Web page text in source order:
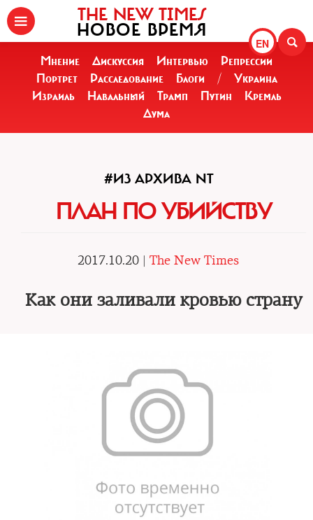
EN
THE NEW TIMES
НОВОЕ ВРЕМЯ
Мнение Дискуссия Интервью
Репрессии
Портрет
Расследование Блоги /
Украина
Израиль
Навальный Трамп Путин
Кремль
Дума
#ИЗ АРХИВА NT
ПЛАН ПО УБИЙСТВУ
2017.10.20 | The New Times
Как они заливали кровью страну